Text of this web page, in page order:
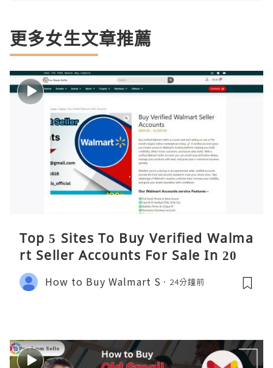
更多女生文章推薦
Top 5 Sites To Buy Verified Walma
rt Seller Accounts For Sale In 2026
How to Buy Walmart S 24分鐘前